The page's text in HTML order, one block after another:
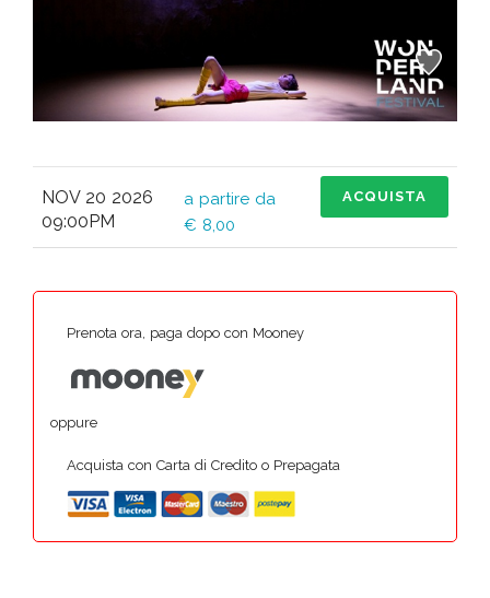
NOV 20 2026
09:00PM
a partire da
€ 8,00
ACQUISTA
Prenota ora, paga dopo con Mooney
oppure
Acquista con Carta di Credito o Prepagata